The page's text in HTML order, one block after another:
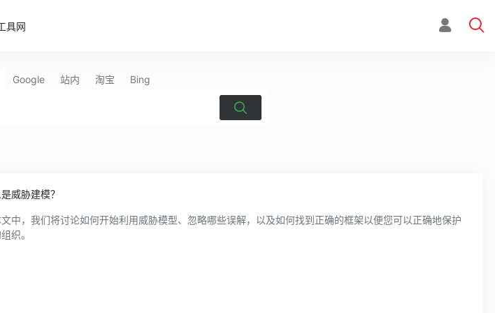
具网
Google 站内 淘宝 Bing
威胁建模？
中，我们将讨论如何开始利用威胁模型、忽略哪些误解，以及如何找到正确的框架以便您可以正确地保护
织。